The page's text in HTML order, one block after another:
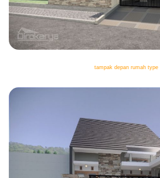
tampak depan rumah type